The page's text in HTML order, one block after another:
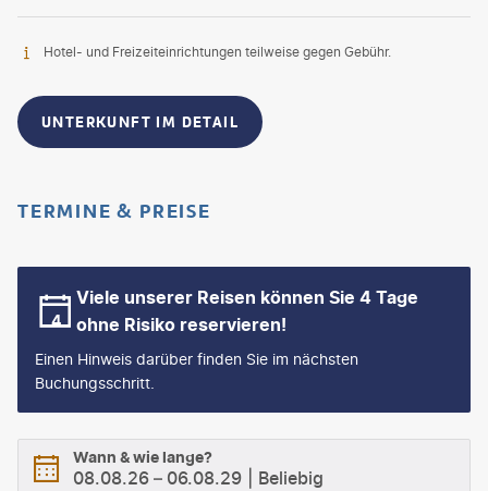
Hotel- und Freizeiteinrichtungen teilweise gegen Gebühr.
UNTERKUNFT IM DETAIL
TERMINE & PREISE
Viele unserer Reisen können Sie 4 Tage
ohne Risiko reservieren!
Einen Hinweis darüber finden Sie im nächsten
Buchungsschritt.
Wann & wie lange?
08.08.26 – 06.08.29 Beliebig